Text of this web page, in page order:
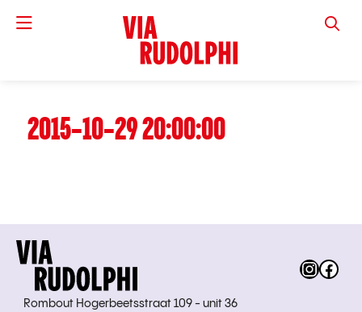
VIA
2015-10-29 20:00:00
Rombout Hogerbeetsstraat 109 - unit 36